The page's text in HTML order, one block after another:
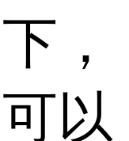
，
以